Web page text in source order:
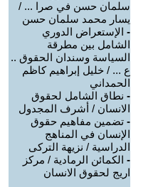
سلمان حسن في صرا ... /
يسار محمد سلمان حسن
- الإستعراض الدوري
الشامل بين مطرقة
السياسة وسندان الحقوق ..
ع ... / خليل إبراهيم كاظم
الحمداني
- نطاق الشامل لحقوق
الانسان / أشرف المجدول
- تضمين مفاهيم حقوق
الإنسان في المناهج
الدراسية / نزيهة التركى
- الكمائن الرمادية / مركز
اريج لحقوق الانسان